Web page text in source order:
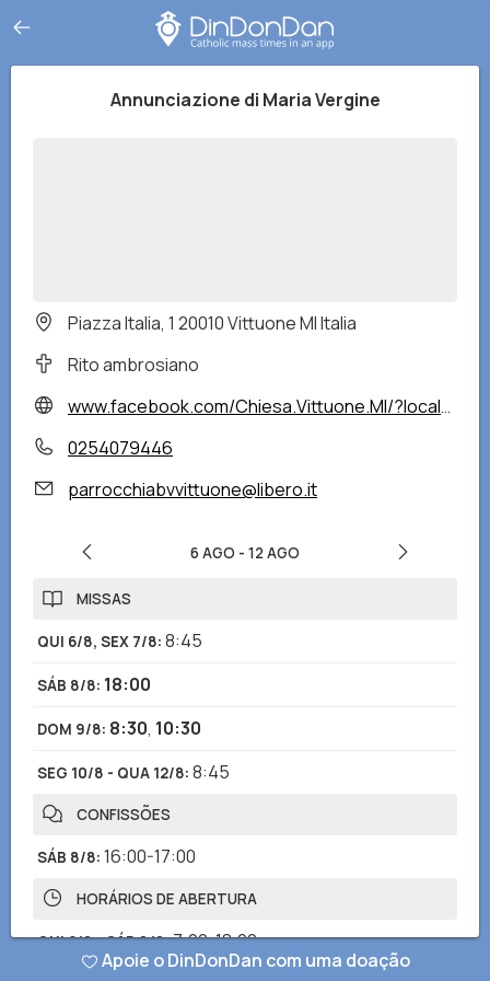
Annunciazione di Maria Vergine
Piazza Italia, 1 20010 Vittuone MI Italia
Rito ambrosiano
www.facebook.com/Chiesa.Vittuone.MI/?locale=it_IT
0254079446
parrocchiabvvittuone@libero.it
6 AGO - 12 AGO
MISSAS
QUI 6/8, SEX 7/8: 8:45
SÁB 8/8: 18:00
DOM 9/8: 8:30, 10:30
SEG 10/8 - QUA 12/8: 8:45
CONFISSÕES
SÁB 8/8: 16:00-17:00
HORÁRIOS DE ABERTURA
QUI 6/8 - SÁB 8/8:7:00-18:00
Apoie o DinDonDan com uma doação